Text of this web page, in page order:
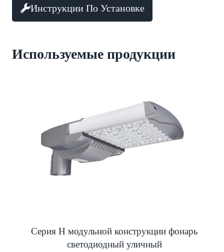
Инструкции По Установке
Используемые продукции
Серия H модульной конструкции фонарь
светодиодный уличный